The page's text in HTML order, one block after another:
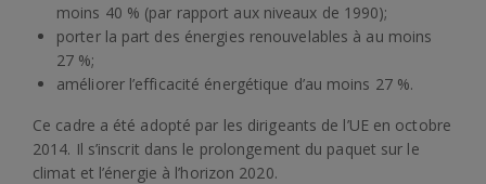
moins 40 % (par rapport aux niveaux de 1990);
porter la part des énergies renouvelables à au moins
27 %;
améliorer l’efficacité énergétique d’au moins 27 %.
Ce cadre a été adopté par les dirigeants de l’UE en octobre
2014. Il s’inscrit dans le prolongement du paquet sur le
climat et l’énergie à l’horizon 2020.